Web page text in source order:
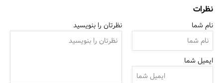
نظرات
نام شما
ایمیل شما
نظرتان را بنویسید